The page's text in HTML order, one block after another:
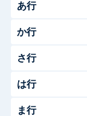
あ行
か行
さ行
は行
ま行